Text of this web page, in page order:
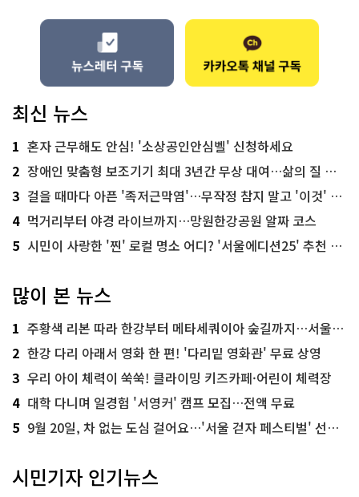
최신 뉴스
1 혼자 근무해도 안심! '소상공인안심벨' 신청하세요
2 장애인 맞춤형 보조기기 최대 3년간 무상 대여…삶의 질 높인다
3 걸을 때마다 아픈 '족저근막염'…무작정 참지 말고 '이것' 해보세요!
4 먹거리부터 야경 라이브까지…망원한강공원 알짜 코스
5 시민이 사랑한 '찐' 로컬 명소 어디? '서울에디션25' 추천 코스
많이 본 뉴스
1 주황색 리본 따라 한강부터 메타세쿼이아 숲길까지…서울둘레길 15코스
2 한강 다리 아래서 영화 한 편! '다리밑 영화관' 무료 상영
3 우리 아이 체력이 쑥쑥! 클라이밍 키즈카페·어린이 체력장
4 대학 다니며 일경험 '서영커' 캠프 모집…전액 무료
5 9월 20일, 차 없는 도심 걸어요…'서울 걷자 페스티벌' 선착순 5천명
시민기자 인기뉴스